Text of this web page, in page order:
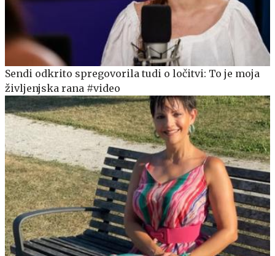
Sendi odkrito spregovorila tudi o ločitvi: To je moja
življenjska rana #video